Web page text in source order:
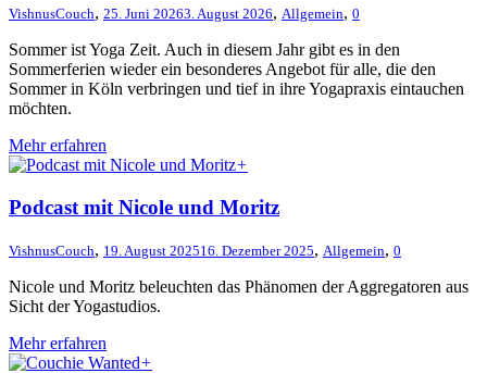
VishnusCouch, 25. Juni 20263. August 2026, Allgemein, 0
Sommer ist Yoga Zeit. Auch in diesem Jahr gibt es in den
Sommerferien wieder ein besonderes Angebot für alle, die den
Sommer in Köln verbringen und tief in ihre Yogapraxis eintauchen
möchten.
Mehr erfahren
+
Podcast mit Nicole und Moritz
VishnusCouch, 19. August 202516. Dezember 2025, Allgemein, 0
Nicole und Moritz beleuchten das Phänomen der Aggregatoren aus
Sicht der Yogastudios.
Mehr erfahren
+